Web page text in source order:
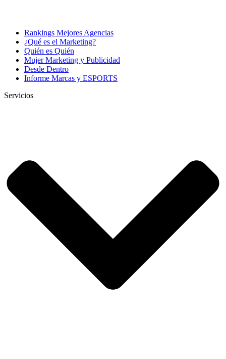
Rankings Mejores Agencias
¿Qué es el Marketing?
Quién es Quién
Mujer Marketing y Publicidad
Desde Dentro
Informe Marcas y ESPORTS
Servicios